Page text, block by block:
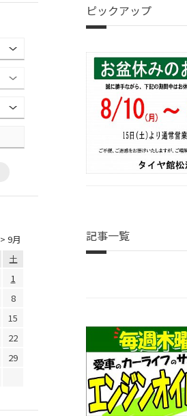
ピックアップ
記事一覧
> 9月
土
1
8
15
22
29